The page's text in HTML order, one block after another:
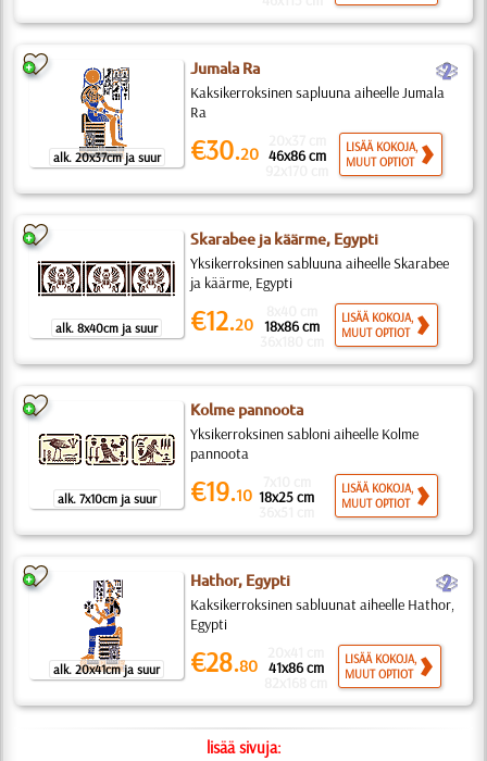
alk. 20x37cm ja suur
Jumala Ra b
Kaksikerroksinen sapluuna aiheelle Jumala
Ra
€30.20 46x86 cm
LISÄÄ KOKOJA,
MUUT OPTIOT
alk. 8x40cm ja suur
Skarabee ja käärme, Egypti
Yksikerroksinen sabluuna aiheelle Skarabee
ja käärme, Egypti
€12.20 18x86 cm
LISÄÄ KOKOJA,
MUUT OPTIOT
alk. 7x10cm ja suur
Kolme pannoota
Yksikerroksinen sabloni aiheelle Kolme
pannoota
€19.10 18x25 cm
LISÄÄ KOKOJA,
MUUT OPTIOT
alk. 20x41cm ja suur
Hathor, Egypti b
Kaksikerroksinen sabluunat aiheelle Hathor,
Egypti
€28.80 41x86 cm
LISÄÄ KOKOJA,
MUUT OPTIOT
lisää sivuja: